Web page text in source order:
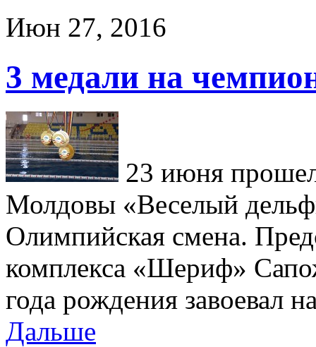
Июн 27, 2016
3 медали на
23 июня
Молдовы «Веселый
Олимпийская смена.
комплекса «Шериф»
года рождения завоевал
Дальше